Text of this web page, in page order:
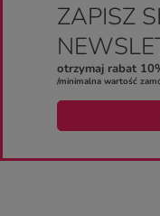
ZAPISZ
otrzymaj rabat
/minimalna wartość